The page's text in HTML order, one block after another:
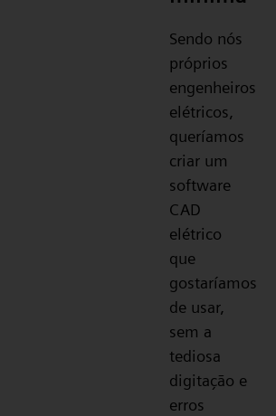
Sendo nós
próprios
engenheiros
elétricos,
queríamos
criar um
software
CAD
elétrico
que
gostaríamos
de usar,
sem a
tediosa
digitação e
erros